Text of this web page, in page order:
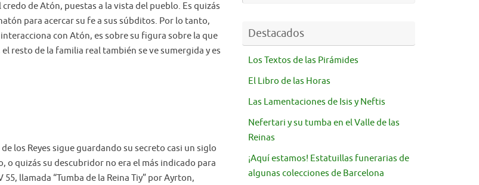
de Atón, puestas a la vista del pueblo. Es quizás
para acercar su fe a sus súbditos. Por lo tanto,
con Atón, es sobre su figura sobre la que
resto de la familia real también se ve sumergida y es
los Reyes sigue guardando su secreto casi un siglo
quizás su descubridor no era el más indicado para
llamada “Tumba de la Reina Tiy” por Ayrton,
Destacados
Los Textos de las Pirámides
El Libro de las Horas
Las Lamentaciones de Isis y Neftis
Nefertari y su tumba en el Valle de las
Reinas
¡Aquí estamos! Estatuillas funerarias de
algunas colecciones de Barcelona